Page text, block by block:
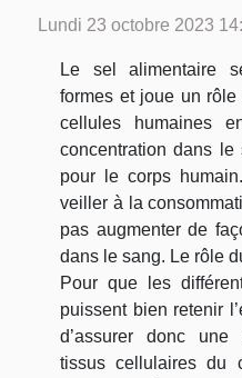
Lundi 23 octobre 2023
Le sel alimentaire
formes et joue un rôle
cellules humaines
concentration dans le
pour le corps
veiller à la
pas augmenter de
dans le sang. Le rôle
Pour que les
puissent bien retenir
d’assurer donc une
tissus cellulaires du